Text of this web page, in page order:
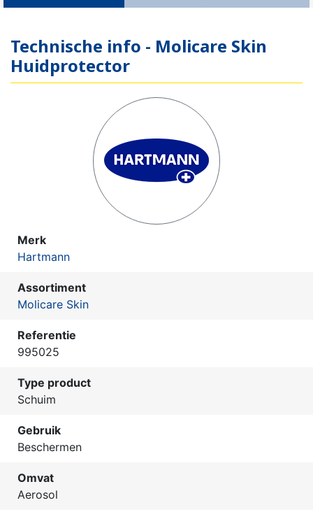
Technische info - Molicare Skin
Huidprotector
Merk
Hartmann
Assortiment
Molicare Skin
Referentie
995025
Type product
Schuim
Gebruik
Beschermen
Omvat
Aerosol